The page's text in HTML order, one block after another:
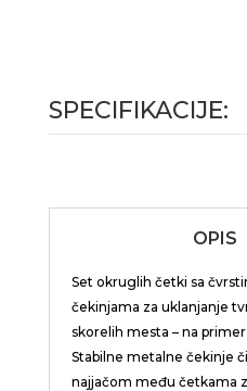
SPECIFIKACIJE:
OPIS
Set okruglih četki sa
čekinjama za uklanjanje
skorelih mesta – na
Stabilne metalne čekinje
najjačom među četkama